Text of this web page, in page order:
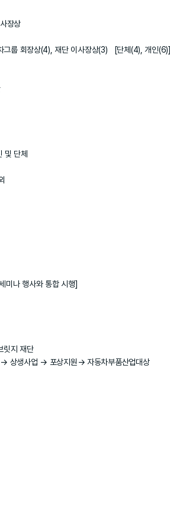
장상
회장상(4), 재단 이사장상(3) [단체(4), 개인(6)]
및 단체
나 행사와 통합 시행]
지 재단
상생사업 → 포상지원→ 자동차부품산업대상